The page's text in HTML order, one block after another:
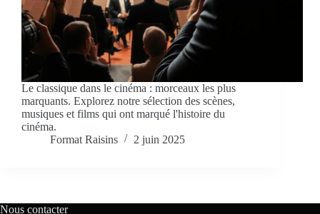
Le classique dans le cinéma : morceaux les plus
marquants. Explorez notre sélection des scènes,
musiques et films qui ont marqué l'histoire du
cinéma.
Format Raisins
2 juin 2025
Nous contacter